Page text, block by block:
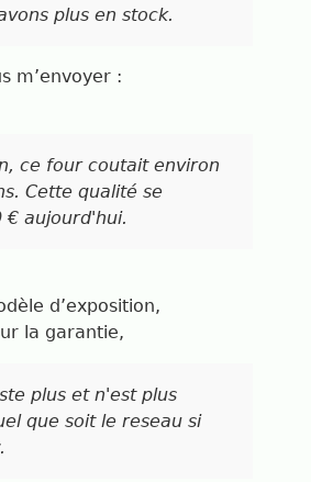
plus en stock.
m’envoyer :
ce four coutait environ
Cette qualité se
€ aujourd'hui.
d’exposition,
la garantie,
plus et n'est plus
que soit le reseau si